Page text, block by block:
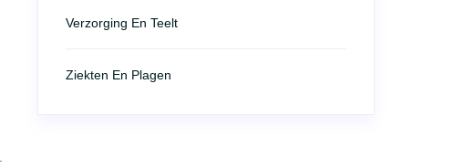
Verzorging En Teelt
Ziekten En Plagen